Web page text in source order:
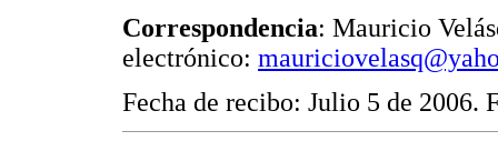
Correspondencia: Mauricio
electrónico:
Fecha de recibo: Julio 5 de 2006.